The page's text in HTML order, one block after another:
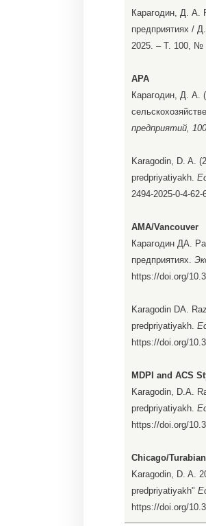
Карагодин, Д. А.
предприятиях /
2025. – Т. 100, №
APA
Карагодин, Д. А.
предприятий, 100
Karagodin, D. A.
predpriyatiyakh.
2494-2025-0-4-62-
AMA/Vancouver
Карагодин ДА.
предприятиях.
https://doi.org/
Karagodin DA.
predpriyatiyakh.
https://doi.org/
MDPI and ACS
Karagodin, D.A.
predpriyatiyakh.
https://doi.org/
Chicago/
Karagodin, D. A.
predpriyatiyakh"
https://doi.org/